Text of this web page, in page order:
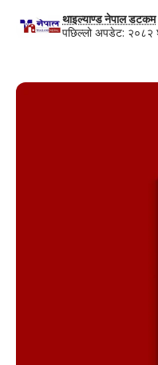
पछिल्लो अपडेट: २०८२
थाइल्याण्ड नेपाल डटकम